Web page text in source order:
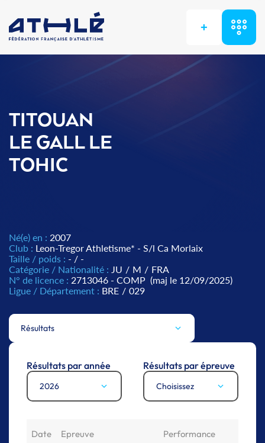
+
TITOUAN
LE GALL LE
TOHIC
Né(e) en : 2007
Club : Leon-Tregor Athletisme* - S/l Ca Morlaix
Taille / poids : - / -
Catégorie / Nationalité : JU / M / FRA
N° de licence : 2713046 - COMP (maj le 12/09/2025)
Ligue / Département : BRE / 029
Résultats
Résultats par année
2026
Résultats par épreuve
Choisissez
Date Epreuve Performance